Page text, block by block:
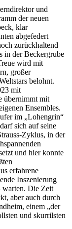
und
der neuen
klar
abgefedert
zurückhaltend
in der Beckergrube
wird mit
großer
belohnt.
mit
übernimmt mit
Ensembles.
im „Lohengrin“
sich auf seine
Zyklus, in der
und hier konnte
erfahrene
Inszenierung
warten. Die Zeit
aber auch durch
einem „der
und skurrilsten